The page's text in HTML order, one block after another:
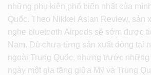
những phụ kiện phổ biến nhất của
Quốc. Theo Nikkei Asian Review, sản
nghe bluetooth Airpods sẽ sớm được
Nam. Dù chưa từng sản xuất dòng tai
ngoài Trung Quốc, nhưng trước những
ngày một gia tăng giữa Mỹ và Trung